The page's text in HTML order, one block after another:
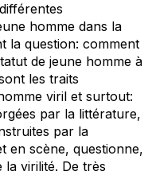
homme dans la
la question: comment
de jeune homme à
les traits
viril et surtout:
par la littérature,
par la
en scène, questionne,
virilité. De très